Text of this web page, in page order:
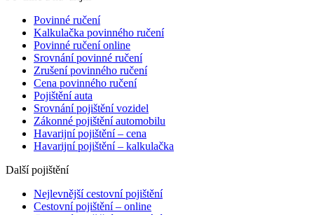
Povinné ručení
Kalkulačka povinného ručení
Povinné ručení online
Srovnání povinné ručení
Zrušení povinného ručení
Cena povinného ručení
Pojištění auta
Srovnání pojištění vozidel
Zákonné pojištění automobilu
Havarijní pojištění – cena
Havarijní pojištění – kalkulačka
Další pojištění
Nejlevnější cestovní pojištění
Cestovní pojištění – online